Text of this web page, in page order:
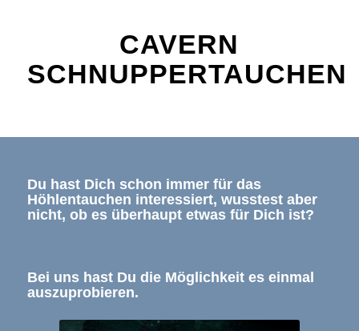
CAVERN
SCHNUPPERTAUCHEN
Du hast Dich schon immer für das
Höhlentauchen interessiert, wusstest aber
nicht, ob es überhaupt etwas für Dich ist?
Bei uns hast Du die Möglichkeit es einmal
auszuprobieren.